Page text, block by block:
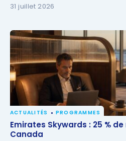
31 juillet 2026
Emirates Skywards : 25 % de
Canada
ACTUALITÉS PROGRAMMES
Emirates Skywards : 25 %
Canada